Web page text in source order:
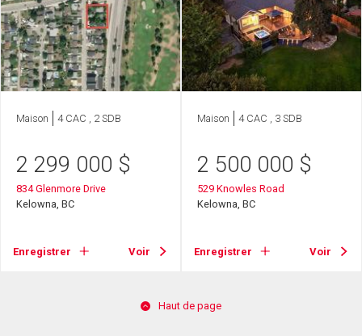
Maison 4 CAC , 2 SDB
2 299 000 $
834 Glenmore Drive
Kelowna, BC
Enregistrer Voir
Maison 4 CAC , 3 SDB
2 500 000 $
529 Knowles Road
Kelowna, BC
Enregistrer Voir
Haut de page